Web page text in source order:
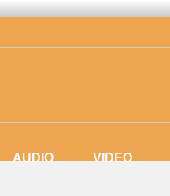
VIDEO
AUDIO